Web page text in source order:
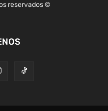
reservados ©